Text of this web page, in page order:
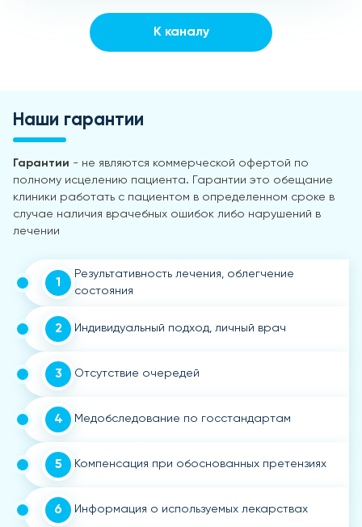
К каналу
Наши гарантии
Гарантии - не являются коммерческой офертой по
полному исцелению пациента. Гарантии это обещание
клиники работать с пациентом в определенном сроке в
случае наличия врачебных ошибок либо нарушений в
лечении
1
Результативность лечения, облегчение
состояния
2 Индивидуальный подход, личный врач
3 Отсутствие очередей
4 Медобследование по госстандартам
5 Компенсация при обоснованных претензиях
6 Информация о используемых лекарствах